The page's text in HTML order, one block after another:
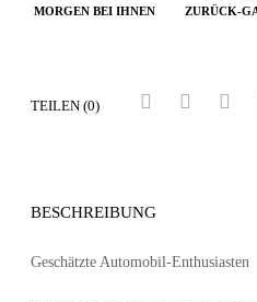
MORGEN BEI IHNEN
ZURÜCK-
TEILEN (0)
BESCHREIBUNG
Geschätzte Automobil-Enthusiasten